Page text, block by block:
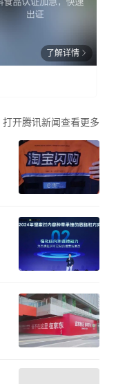
了解详情
打开腾讯新闻查看更多